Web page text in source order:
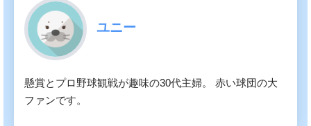
ユニー
懸賞とプロ野球観戦が趣味の30代主婦。 赤い球団の大
ファンです。